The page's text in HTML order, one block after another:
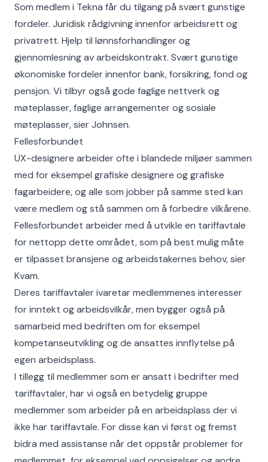
Som medlem i Tekna får du tilgang på svært gunstige
fordeler. Juridisk rådgivning innenfor arbeidsrett og
privatrett. Hjelp til lønnsforhandlinger og
gjennomlesning av arbeidskontrakt. Svært gunstige
økonomiske fordeler innenfor bank, forsikring, fond og
pensjon. Vi tilbyr også gode faglige nettverk og
møteplasser, faglige arrangementer og sosiale
møteplasser, sier Johnsen.
Fellesforbundet
UX-designere arbeider ofte i blandede miljøer sammen
med for eksempel grafiske designere og grafiske
fagarbeidere, og alle som jobber på samme sted kan
være medlem og stå sammen om å forbedre vilkårene.
Fellesforbundet arbeider med å utvikle en tariffavtale
for nettopp dette området, som på best mulig måte
er tilpasset bransjene og arbeidstakernes behov, sier
Kvam.
Deres tariffavtaler ivaretar medlemmenes interesser
for inntekt og arbeidsvilkår, men bygger også på
samarbeid med bedriften om for eksempel
kompetanseutvikling og de ansattes innflytelse på
egen arbeidsplass.
I tillegg til medlemmer som er ansatt i bedrifter med
tariffavtaler, har vi også en betydelig gruppe
medlemmer som arbeider på en arbeidsplass der vi
ikke har tariffavtale. For disse kan vi først og fremst
bidra med assistanse når det oppstår problemer for